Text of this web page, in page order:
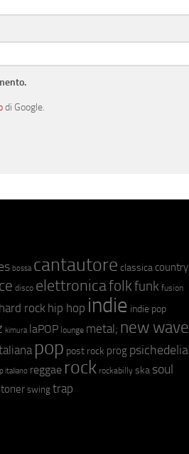
di Google.
bossa cantautore classica country
disco elettronicafolkfunk fusion
hard rock hip hop indie indie pop
kimura laPOP lounge metal; new wave
pop post rock prog psichedelia
italiano reggae rock rockabilly ska soul
swing trap